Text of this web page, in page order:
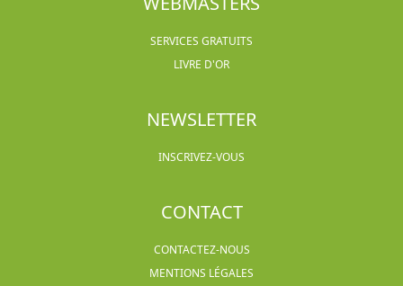
SERVICES GRATUITS
LIVRE D'OR
NEWSLETTER
INSCRIVEZ-VOUS
CONTACT
CONTACTEZ-NOUS
MENTIONS LÉGALES